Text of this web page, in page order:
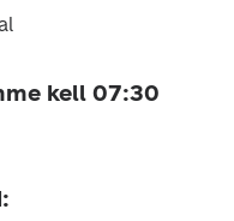
kell 07:30
: